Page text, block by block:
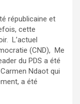
républicaine et
cette
L’actuel
(CND), Me
du PDS a été
Ndaot qui
a été